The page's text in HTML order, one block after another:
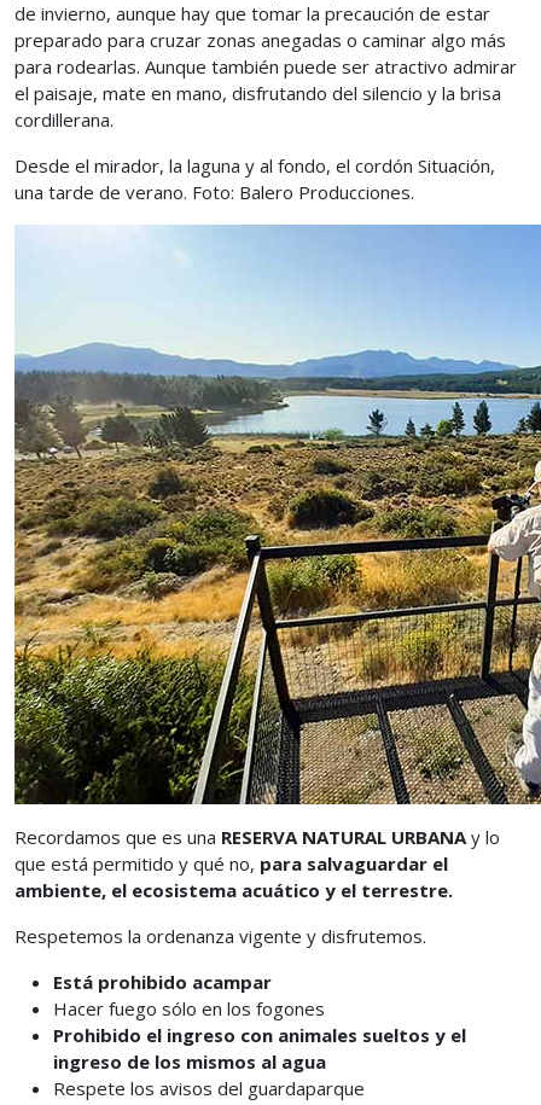
de invierno, aunque hay que tomar la precaución de estar
preparado para cruzar zonas anegadas o caminar algo más
para rodearlas. Aunque también puede ser atractivo admirar
el paisaje, mate en mano, disfrutando del silencio y la brisa
cordillerana.
Desde el mirador, la laguna y al fondo, el cordón Situación,
una tarde de verano. Foto: Balero Producciones.
Recordamos que es una RESERVA NATURAL URBANAy lo
que está permitido y qué no, para salvaguardar el
ambiente, el ecosistema acuático y el terrestre.
Respetemos la ordenanza vigente y disfrutemos.
Está prohibido acampar
Hacer fuego sólo en los fogones
Prohibido el ingreso con animales sueltos y el
ingreso de los mismos al agua
Respete los avisos del guardaparque